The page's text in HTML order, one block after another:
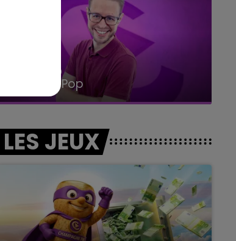
15h00 - 19h00
Le Club Champagne FM
LES JEUX